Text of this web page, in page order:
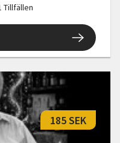
Tillfällen
185 SEK